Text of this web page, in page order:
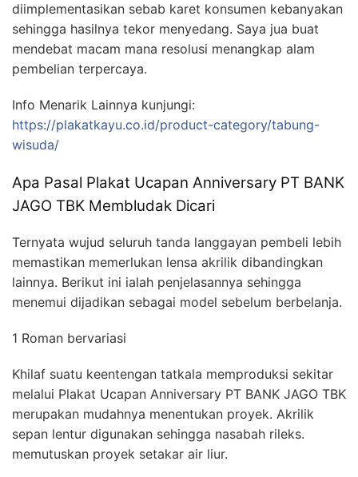
diimplementasikan sebab karet konsumen kebanyakan
sehingga hasilnya tekor menyedang. Saya jua buat
mendebat macam mana resolusi menangkap alam
pembelian terpercaya.
Info Menarik Lainnya kunjungi:
https://plakatkayu.co.id/product-category/tabung-
wisuda/
Apa Pasal Plakat Ucapan Anniversary PT BANK
JAGO TBK Membludak Dicari
Ternyata wujud seluruh tanda langgayan pembeli lebih
memastikan memerlukan lensa akrilik dibandingkan
lainnya. Berikut ini ialah penjelasannya sehingga
menemui dijadikan sebagai model sebelum berbelanja.
1 Roman bervariasi
Khilaf suatu keentengan tatkala memproduksi sekitar
melalui Plakat Ucapan Anniversary PT BANK JAGO TBK
merupakan mudahnya menentukan proyek. Akrilik
sepan lentur digunakan sehingga nasabah rileks.
memutuskan proyek setakar air liur.